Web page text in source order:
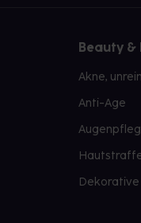
Beauty &
Akne,
Anti-Age